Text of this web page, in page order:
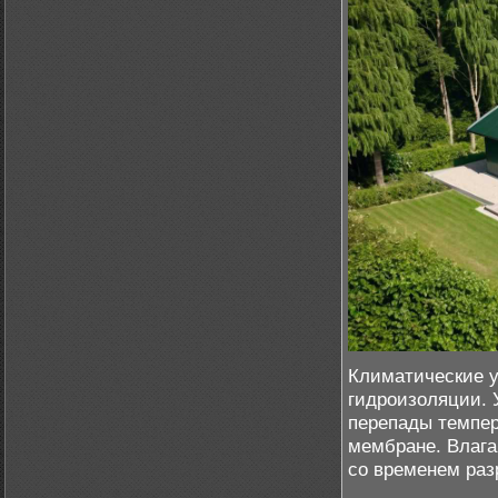
Климатические
гидроизоляции.
перепады
мембране.
со временем